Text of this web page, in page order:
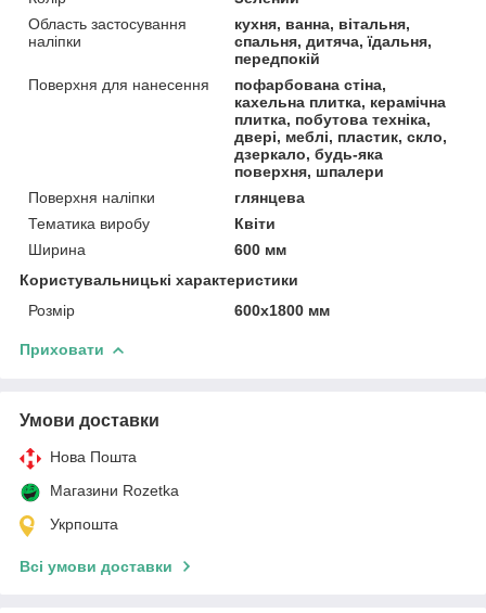
Область застосування
наліпки
кухня, ванна, вітальня,
спальня, дитяча, їдальня,
передпокій
Поверхня для нанесення
пофарбована стіна,
кахельна плитка, керамічна
плитка, побутова техніка,
двері, меблі, пластик, скло,
дзеркало, будь-яка
поверхня, шпалери
Поверхня наліпки
глянцева
Тематика виробу
Квіти
Ширина
600 мм
Користувальницькі характеристики
Розмір
600х1800 мм
Приховати
Умови доставки
Нова Пошта
Магазини Rozetka
Укрпошта
Всі умови доставки